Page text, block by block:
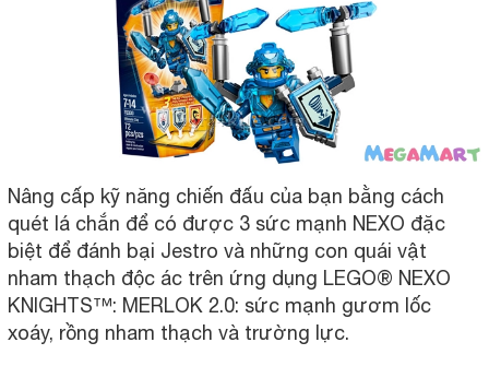
Nâng cấp kỹ năng chiến đấu của bạn bằng cách
quét lá chắn để có được 3 sức mạnh NEXO đặc
biệt để đánh bại Jestro và những con quái vật
nham thạch độc ác trên ứng dụng LEGO® NEXO
KNIGHTS™: MERLOK 2.0: sức mạnh gươm lốc
xoáy, rồng nham thạch và trường lực.